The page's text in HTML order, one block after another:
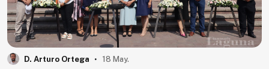
D. Arturo Ortega . 18 May.